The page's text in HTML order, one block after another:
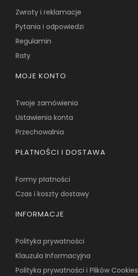
Zwroty i reklamacje
Pytania i odpowiedzi
Regulamin
Raty
MOJE KONTO
Twoje zamówienia
Ustawienia konta
Przechowalnia
PŁATNOŚCI I DOSTAWA
Formy płatności
Czas i koszty dostawy
INFORMACJE
Polityka prywatności
Klauzula Informacyjna
Polityka prywatności i Plików Cookies